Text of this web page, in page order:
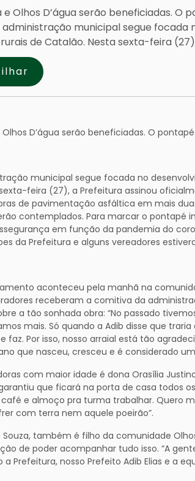
e Olhos D’água serão beneficiadas.
administração municipal segue
de Catalão. Nesta sexta-feira
Olhos D’água serão beneficiadas. O
municipal segue focada no
feira (27), a Prefeitura assinou
de pavimentação asfáltica em mais
contemplados. Para marcar o pontapé
em função da pandemia do
da Prefeitura e alguns vereadores
aconteceu pela manhã na
receberam a comitiva da
a tão sonhada obra: “No passado
mais. Só quando a Adib disse que
faz. Por isso, nosso arraial está tão
que nasceu, cresceu e é considerado
com maior idade é dona Orasília
que ficará na porta de casa todos
e almoço pra turma trabalhar. Quero
com terra nem aquele poeirão”.
Souza, também é filho da comunidade
de poder acompanhar tudo isso. “A
a Prefeitura, nosso Prefeito Adib Elias e a